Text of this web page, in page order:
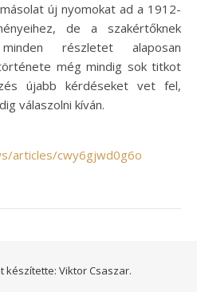
új nyomokat ad a 1912-
de a szakértőknek
részletet alaposan
még mindig sok titkot
újabb kérdéseket vet fel,
válaszolni kíván.
articles/cwy6gjwd0g6o
készítette: Viktor Csaszar.